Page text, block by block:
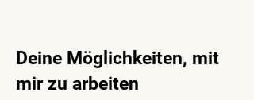
Deine Möglichkeiten, mit
mir zu arbeiten